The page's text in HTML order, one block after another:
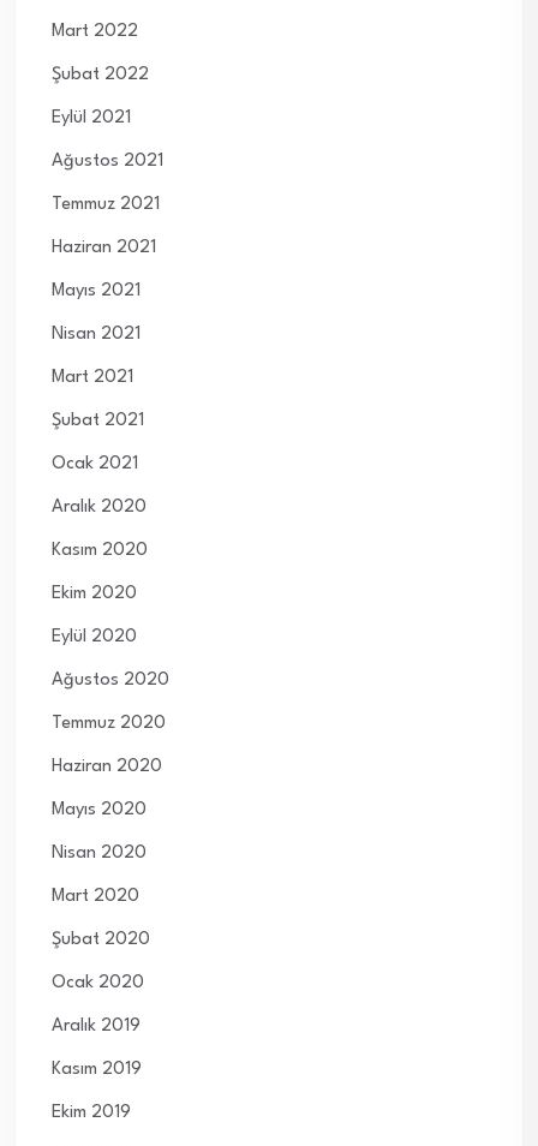
Mart 2022
Şubat 2022
Eylül 2021
Ağustos 2021
Temmuz 2021
Haziran 2021
Mayıs 2021
Nisan 2021
Mart 2021
Şubat 2021
Ocak 2021
Aralık 2020
Kasım 2020
Ekim 2020
Eylül 2020
Ağustos 2020
Temmuz 2020
Haziran 2020
Mayıs 2020
Nisan 2020
Mart 2020
Şubat 2020
Ocak 2020
Aralık 2019
Kasım 2019
Ekim 2019